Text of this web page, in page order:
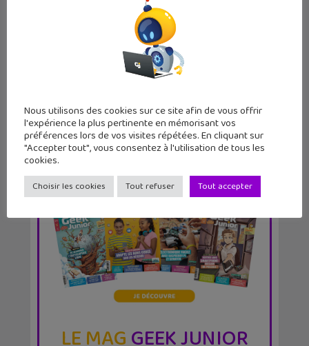
ZOOM, la série qui décrypte les
hashtags en 1 min...
LE MAGGEEK JUNIOR
Nous utilisons des cookies sur ce site afin de vous offrir
l'expérience la plus pertinente en mémorisant vos
préférences lors de vos visites répétées. En cliquant sur
"Accepter tout", vous consentez à l'utilisation de tous les
cookies.
Choisir les cookies Tout refuser Tout accepter